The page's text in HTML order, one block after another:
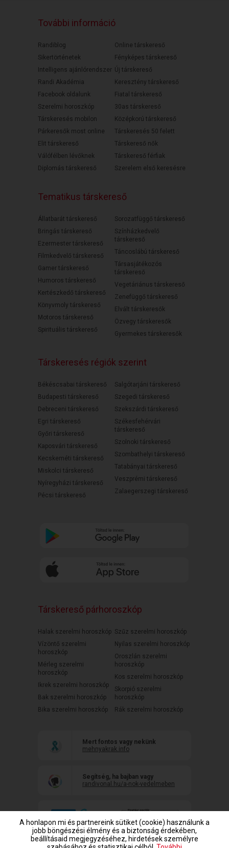
További információ
Randiblog
Sikertörténetek
Intelligens ajánlórendszer
Randi Akadémia
Facebook oldalunk
Szerelmi horoszkóp
Társkeresés mobilon
Párkeresők most online
Elit társkereső
Válófélben lévőknek
Diplomás társkereső
Online társkereső
Fényképes társkereső
Új társkereső
Keresztény társkereső
Fiatal társkereső
30as társkereső
Középkorú társkereső
Társkeresés 50 felett
Társkereső nők
Társkereső férfiak
Szerelem első keresésre
Tematikus társkereső
Állatbarát társkereső
Bringás társkereső
Ezermester társkereső
Filmkedvelő társkereső
Gamer társkereső
Humoros társkereső
Kertészkedő társkereső
Könyvmoly társkereső
Motoros társkereső
Spirituális társkereső
Sorozatfüggő társkereső
Színházkedvelő
társkereső
Táncoslábú társkereső
Társasjátékozós
társkereső
Vegetáriánus társkereső
Zenefüggő társkereső
Elvált társkeresők
Özvegy társkeresők
Gyermekes társkeresők
Társkeresés régiók szerint
Békéscsabai társkereső
Budapesti társkereső
Debreceni társkereső
Egri társkereső
Győri társkereső
Kaposvári társkereső
Kecskeméti társkereső
Miskolci társkereső
Nyíregyházi társkereső
Pécsi társkereső
Salgótarjáni társkereső
Szegedi társkereső
Szekszárdi társkereső
Székesfehérvári
társkereső
Szolnoki társkereső
Szombathelyi társkereső
Tatabányai társkereső
Veszprémi társkereső
Zalaegerszegi társkereső
Társkereső párhoroszkóp
Halak szerelmi horoszkóp
Vízöntő szerelmi
horoszkóp
Mérleg szerelmi
horoszkóp
Ikrek szerelmi horoszkóp
Bak szerelmi horoszkóp
Bika szerelmi horoszkóp
Szűz szerelmi horoszkóp
Nyilas szerelmi horoszkóp
Oroszlán szerelmi
horoszkóp
Kos szerelmi horoszkóp
Skorpió szerelmi
horoszkóp
Rák szerelmi horoszkóp
Mert fontos vagy nekünk
mehnyakrak.info
Segítség, ha bajban vagy
randivonal.hu/a-nok-vedelmeben
A honlapon mi és partnereink sütiket (cookie) használunk a
jobb böngészési élmény és a biztonság érdekében,
beállításaid megjegyzéséhez, hirdetések személyre